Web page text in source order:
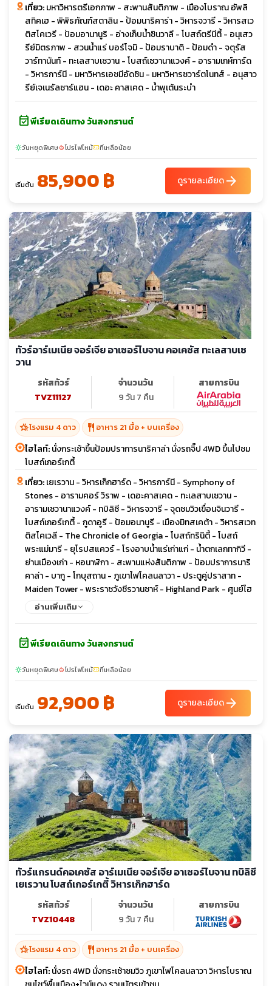
เที่ยว:มหาวิหารตรีเอกภาพ - สะพานสันติภาพ - เมืองโบราณ อัพลิ
สทิคเฮ - พิพิธภัณฑ์สตาลิน - ป้อมนาริคาร่า - วิหารจวารี - วิหารสเว
ติสโคเวรี - ป้อมอานานูริ - อ่างเก็บน้ำซินวาลี - โบสถ์ตรีนีตี้ - อนุเสว
รีย์มิตรภาพ - สวนน้ำแร่ บอร์โจมิ - ป้อมราบาติ - ป้อมดำ - จตุรัส
วาร์ทานันท์ - ทะเลสาบเซวาน - โบสถ์เซวานาแวงค์ - อารามเกห์การ์ด
- วิหารการ์นี - มหาวิหารเอชมีอัดซิน - มหาวิหารซวาร์ตโนทส์ - อนุสาว
รีย์เจเนรัลซาร์แฮน - เดอะ คาสเคด - น้ำพุเต้นระบำ
event_availableพีเรียดเดินทาง วันสงกรานต์
sunnyวันหยุดพิเศษlocal_fire_departmentโปรไฟไหม้confirmation_numberที่เหลือน้อย
เริ่มต้น 85,900 ฿ ดูรายละเอียดarrow_forward
ทัวร์อาร์เมเนีย จอร์เจีย อาเซอร์ไบจาน คอเคซัส ทะเลสาบเซ
วาน
รหัสทัวร์
TVZ11127
จำนวนวัน
9 วัน 7 คืน
สายการบิน
hotel_classโรงแรม 4 ดาว restaurant อาหาร 21 มื้อ + บนเครื่อง
ไฮไลท์:นั่งกระเช้าขึ้นป้อมปราการนาริคาล่า นั่งรถจิ๊ป 4WD ขึ้นไปชม
โบสถ์เกอร์เกตี้
เที่ยว:เยเรวาน - วิหารเก็กฮาร์ด - วิหารการ์นี - Symphony of
Stones - อารามคอร์ วิราพ - เดอะคาสเคด - ทะเลสาบเซวาน -
อารามเซวานาแวงค์ - ทบิลิซี - วิหารจวารี - จุดชมวิวเขื่อนจินวารี -
โบสถ์เกอร์เกตี้ - กูดาอูรี - ป้อมอนานูรี - เมืองมิทสเคต้า - วิหารสเวท
ติสโคเวลี - The Chronicle of Georgia - โบสถ์ทรินิตี้ - โบสถ์
พระแม่มารี - ยุโรปสแควร์ - โรงอาบน้ำแร่เก่าแก่ - น้ำตกเลกทากิวี -
ย่านเมืองเก่า - หอนาฬิกา - สะพานแห่งสันติภาพ - ป้อมปราการนาริ
คาล่า - บากู - โกบุสถาน - ภูเขาไฟโคลนลาวา - ประตูคู่ปราสาท -
Maiden Tower - พระราชวังชีรวานซาห์ - Highland Park - ศูนย์ไฮ
ดาร์ อาลิเยฟ - ยานาร์แด็ก - วิหารแห่งไฟ
อ่านเพิ่มเติม
event_availableพีเรียดเดินทาง วันสงกรานต์
sunnyวันหยุดพิเศษlocal_fire_departmentโปรไฟไหม้confirmation_numberที่เหลือน้อย
เริ่มต้น 92,900 ฿ ดูรายละเอียดarrow_forward
ทัวร์แกรนด์คอเคซัส อาร์เมเนีย จอร์เจีย อาเซอร์ไบจาน ทบิลิซี
เยเรวาน โบสถ์เกอร์เกตี้ วิหารเก๊กฮาร์ด
รหัสทัวร์
TVZ10448
จำนวนวัน
9 วัน 7 คืน
สายการบิน
hotel_classโรงแรม 4 ดาว restaurant อาหาร 21 มื้อ + บนเครื่อง
ไฮไลท์:นั่งรถ 4WD นั่งกระเช้าชมวิว ภูเขาไฟโคลนลาวา วิหารโบราณ